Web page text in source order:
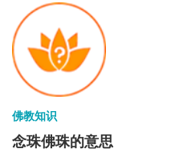
佛教知识
念珠佛珠的意思